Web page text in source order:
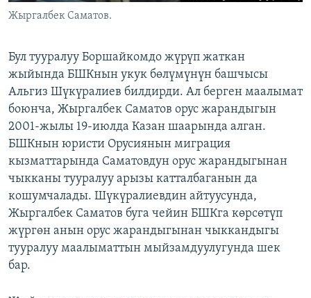
Жыргалбек Саматов.
Бул тууралуу Боршайкомдо жүрүп жаткан
жыйында БШКнын укук бөлүмүнүн башчысы
Альгиз Шүкүралиев билдирди. Ал берген маалымат
боюнча, Жыргалбек Саматов орус жарандыгын
2001-жылы 19-июлда Казан шаарында алган.
БШКнын юристи Орусиянын миграция
кызматтарында Саматовдун орус жарандыгынан
чыкканы тууралуу арызы катталбаганын да
кошумчалады. Шүкүралиевдин айтуусунда,
Жыргалбек Саматов буга чейин БШКга көрсөтүп
жүргөн анын орус жарандыгынан чыккандыгы
тууралуу маалыматтын мыйзамдуулугунда шек
бар.